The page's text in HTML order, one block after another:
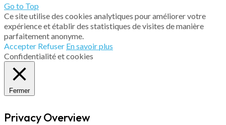
Go to Top
Ce site utilise des cookies analytiques pour améliorer votre
expérience et établir des statistiques de visites de manière
parfaitement anonyme.
Accepter Refuser En savoir plus
Confidentialité et cookies
Fermer
Privacy Overview